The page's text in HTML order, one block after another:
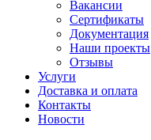
Вакансии
Сертификаты
Документация
Наши проекты
Отзывы
Услуги
Доставка и оплата
Контакты
Новости